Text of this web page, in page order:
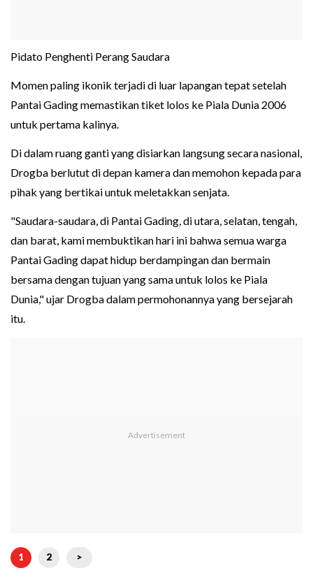
Pidato Penghenti Perang Saudara
Momen paling ikonik terjadi di luar lapangan tepat setelah
Pantai Gading memastikan tiket lolos ke Piala Dunia 2006
untuk pertama kalinya.
Di dalam ruang ganti yang disiarkan langsung secara nasional,
Drogba berlutut di depan kamera dan memohon kepada para
pihak yang bertikai untuk meletakkan senjata.
"Saudara-saudara, di Pantai Gading, di utara, selatan, tengah,
dan barat, kami membuktikan hari ini bahwa semua warga
Pantai Gading dapat hidup berdampingan dan bermain
bersama dengan tujuan yang sama untuk lolos ke Piala
Dunia," ujar Drogba dalam permohonannya yang bersejarah
itu.
1 2 >